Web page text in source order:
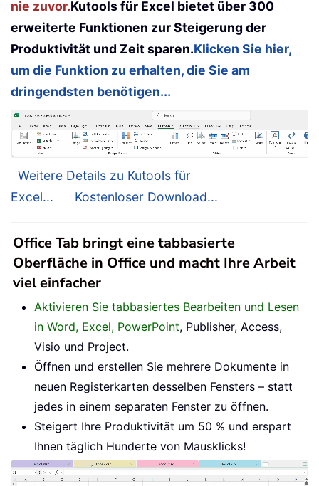
nie zuvor.Kutools für Excel bietet über 300
erweiterte Funktionen zur Steigerung der
Produktivität und Zeit sparen.Klicken Sie hier,
um die Funktion zu erhalten, die Sie am
dringendsten benötigen...
Weitere Details zu Kutools für
Excel...
Kostenloser Download...
Office Tab bringt eine tabbasierte
Oberfläche in Office und macht Ihre Arbeit
viel einfacher
Aktivieren Sie tabbasiertes Bearbeiten und Lesen
in Word, Excel, PowerPoint, Publisher, Access,
Visio und Project.
Öffnen und erstellen Sie mehrere Dokumente in
neuen Registerkarten desselben Fensters – statt
jedes in einem separaten Fenster zu öffnen.
Steigert Ihre Produktivität um 50 % und erspart
Ihnen täglich Hunderte von Mausklicks!